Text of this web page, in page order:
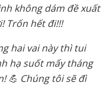
không dám đề xuất
Trốn hết đi!!!
hai vai này thì tui
hạ suốt mấy tháng
💪 Chúng tôi sẽ đì